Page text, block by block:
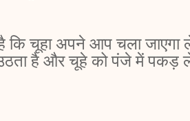
चूहा अपने आप चला जाएगा
है और चूहे को पंजे में पकड़